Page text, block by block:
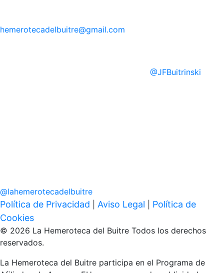
hemerotecadelbuitre@gmail.com
@JFBuitrinski
@lahemerotecadelbuitre
Política de Privacidad Aviso Legal
Política de
Cookies
© 2026 La Hemeroteca del Buitre Todos los derechos
reservados.
La Hemeroteca del Buitre participa en el Programa de